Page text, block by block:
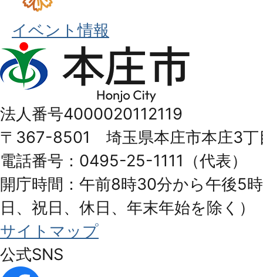
イベント情報
本
庄
Honjo
City
法人番号4000020112119
〒367-8501 埼玉県本庄市本庄3丁
電話番号：0495-25-1111（代表）
開庁時間：午前8時30分から午後5
日、祝日、休日、年末年始を除く）
サイトマップ
公式SNS